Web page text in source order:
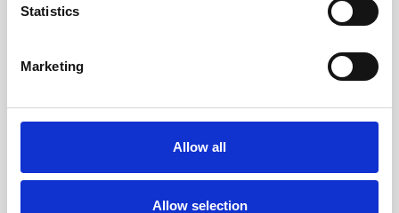
Statistics
Marketing
Allow all
Allow selection